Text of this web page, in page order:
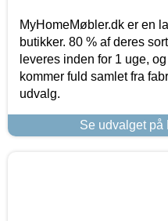
MyHomeMøbler.dk er en
butikker. 80 % af deres
leveres inden for 1 uge,
kommer fuld samlet fra
udvalg.
Se udvalget på